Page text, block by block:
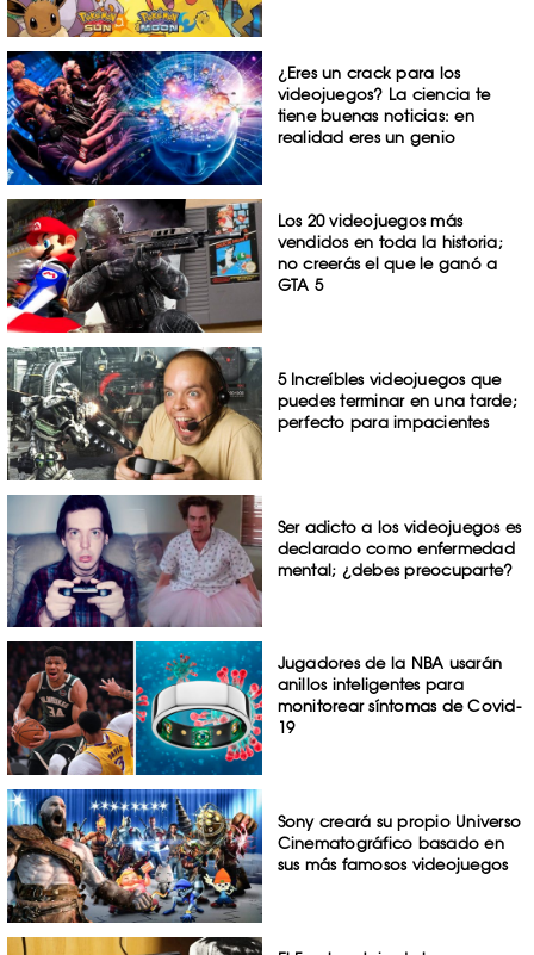
¿Eres un crack para los
videojuegos? La ciencia te
tiene buenas noticias: en
realidad eres un genio
Los 20 videojuegos más
vendidos en toda la historia;
no creerás el que le ganó a
GTA 5
5 Increíbles videojuegos que
puedes terminar en una tarde;
perfecto para impacientes
Ser adicto a los videojuegos es
declarado como enfermedad
mental; ¿debes preocuparte?
Jugadores de la NBA usarán
anillos inteligentes para
monitorear síntomas de Covid-
19
Sony creará su propio Universo
Cinematográfico basado en
sus más famosos videojuegos